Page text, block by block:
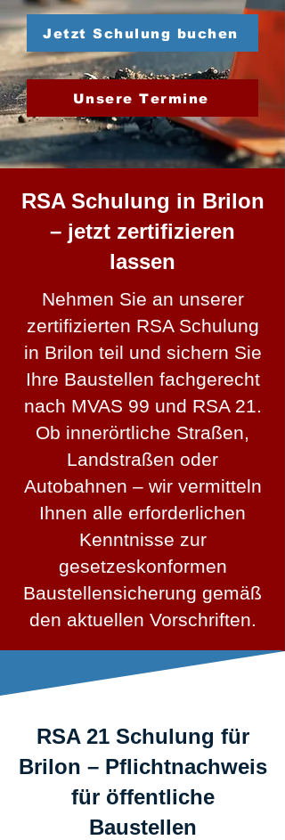
Jetzt Schulung buchen
Unsere Termine
RSA Schulung in Brilon
– jetzt zertifizieren
lassen
Nehmen Sie an unserer
zertifizierten RSA Schulung
in Brilon teil und sichern Sie
Ihre Baustellen fachgerecht
nach MVAS 99 und RSA 21.
Ob innerörtliche Straßen,
Landstraßen oder
Autobahnen – wir vermitteln
Ihnen alle erforderlichen
Kenntnisse zur
gesetzeskonformen
Baustellensicherung gemäß
den aktuellen Vorschriften.
RSA 21 Schulung für
Brilon – Pflichtnachweis
für öffentliche
Baustellen​